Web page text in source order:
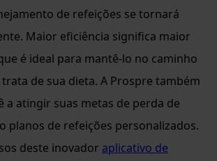
de refeições se tornará
Maior eficiência significa maior
é ideal para mantê-lo no caminho
de sua dieta. A Prospre também
a atingir suas metas de perda de
planos de refeições personalizados.
deste inovador aplicativo de